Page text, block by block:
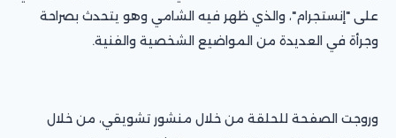
على "إنستجرام"، والذي ظهر فيه الشامي وهو يتحدث بصراحة
وجرأة في العديدة من المواضيع الشخصية والفنية.
وروجت الصفحة للحلقة من خلال منشور تشويقي، من خلال